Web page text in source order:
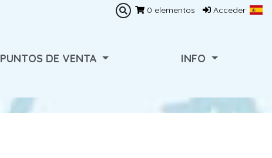
Acceder
0 elementos
PUNTOS DE VENTA INFO